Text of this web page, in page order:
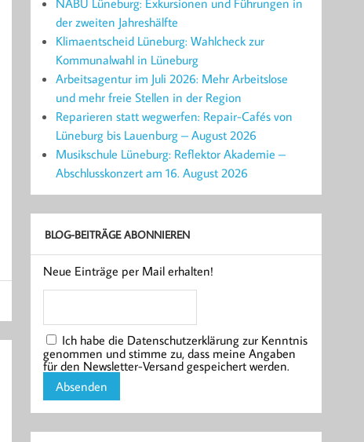
NABU Lüneburg: Exkursionen und Führungen in
der zweiten Jahreshälfte
Klimaentscheid Lüneburg: Wahlcheck zur
Kommunalwahl in Lüneburg
Arbeitsagentur im Juli 2026: Mehr Arbeitslose
und mehr freie Stellen in der Region
Reparieren statt wegwerfen: Repair-Cafés von
Lüneburg bis Lauenburg – August 2026
Musikschule Lüneburg: Reflektor Akademie –
Abschlusskonzert am 16. August 2026
BLOG-BEITRÄGE ABONNIEREN
Neue Einträge per Mail erhalten!
Ich habe die Datenschutzerklärung zur Kenntnis
genommen und stimme zu, dass meine Angaben
für den Newsletter-Versand gespeichert werden.